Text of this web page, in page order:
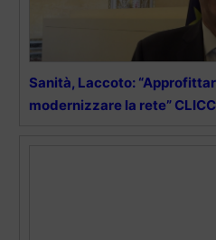
Sanità, Laccoto:
modernizzare la rete”